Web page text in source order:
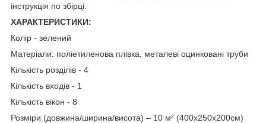
інструкція по збірці.
ХАРАКТЕРИСТИКИ:
Колір - зелений
Матеріали: поліетиленова плівка, металеві оцинковані труби
Кількість розділів - 4
Кількість входів - 1
Кількість вікон - 8
Розміри (довжина/ширина/висота) – 10 м² (400x250x200см)